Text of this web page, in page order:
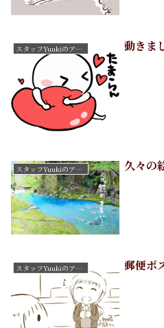
スタッフYuukiのアートたち 動きま
スタッフYuukiのアートたち 久々の
スタッフYuukiのアートたち 郵便ポ